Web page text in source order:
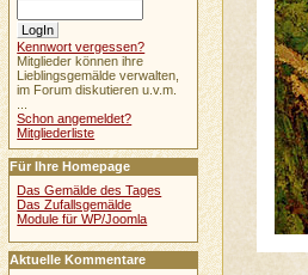
Kennwort vergessen?
Mitglieder können ihre
Lieblingsgemälde verwalten,
im Forum diskutieren u.v.m.
Schon angemeldet?
Mitgliederliste
Für Ihre Homepage
Das Gemälde des Tages
Das Zufallsgemälde
Module für WP/Joomla
Aktuelle Kommentare